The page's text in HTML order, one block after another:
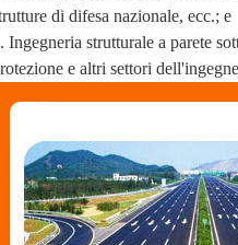
di difesa nazionale, ecc.; e
Ingegneria strutturale a parete
e altri settori